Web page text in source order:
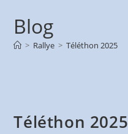
Blog
> Rallye > Téléthon 2025
Téléthon 2025